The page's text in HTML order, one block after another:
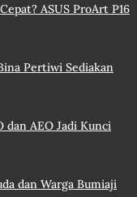
ASUS ProArt P16
Pertiwi Sediakan
dan AEO Jadi Kunci
dan Warga Bumiaji